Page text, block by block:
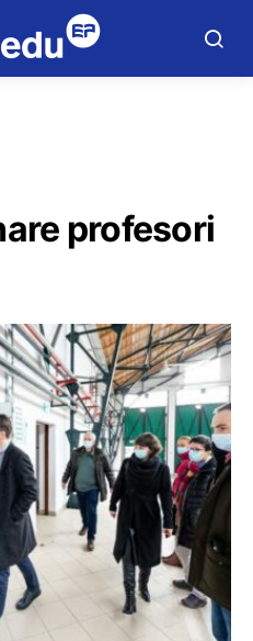
profesori